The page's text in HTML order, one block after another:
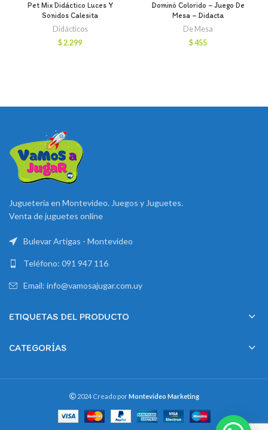
Pet Mix Didáctico Luces Y
Sonidos Calesita
Didácticos
$2.299
Dominó Colorido – Juego De
Mesa – Didacta
De Mesa
$455
Juguetería en Montevideo. Juegos y Juguetes.
Venta de juguetes online
Bulevar Artigas - Montevideo
Teléfono: 091 947 116
Email: info@vamosajugar.com.uy
ETIQUETAS DEL PRODUCTO
CATEGORÍAS
2024 Creado porMontevideo Marketing